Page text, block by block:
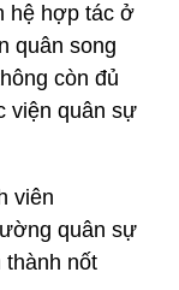
hệ hợp tác ở
quân song
còn đủ
viện quân sự
viên
quân sự
nốt